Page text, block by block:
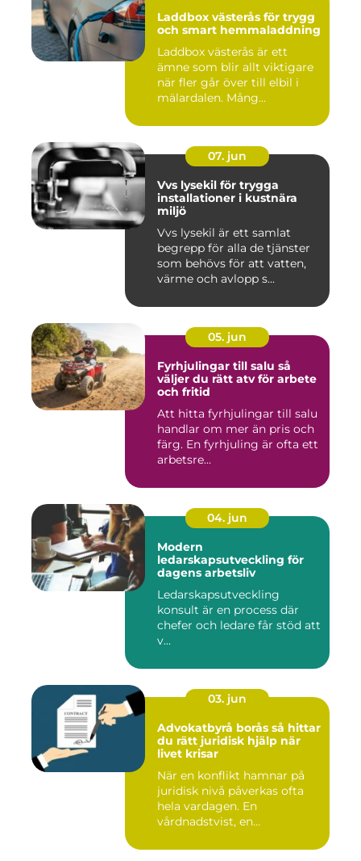
Laddbox västerås för trygg
och smart hemmaladdning
Laddbox västerås är ett
ämne som blir allt viktigare
när fler går över till elbil i
mälardalen. Mång...
07. jun
Vvs lysekil för trygga
installationer i kustnära
miljö
Vvs lysekil är ett samlat
begrepp för alla de tjänster
som behövs för att vatten,
värme och avlopp s...
05. jun
Fyrhjulingar till salu så
väljer du rätt atv för arbete
och fritid
Att hitta fyrhjulingar till salu
handlar om mer än pris och
färg. En fyrhjuling är ofta ett
arbetsre...
04. jun
Modern
ledarskapsutveckling för
dagens arbetsliv
Ledarskapsutveckling
konsult är en process där
chefer och ledare får stöd att
v...
03. jun
Advokatbyrå borås så hittar
du rätt juridisk hjälp när
livet krisar
När en konflikt hamnar på
juridisk nivå påverkas ofta
hela vardagen. En
vårdnadstvist, en